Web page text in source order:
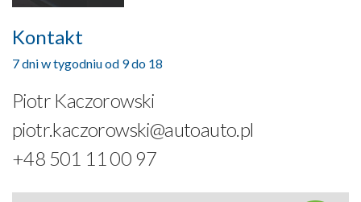
Kontakt
7 dni w tygodniu od 9 do 18
Piotr Kaczorowski
piotr.kaczorowski@autoauto.pl
+48 501 11 00 97